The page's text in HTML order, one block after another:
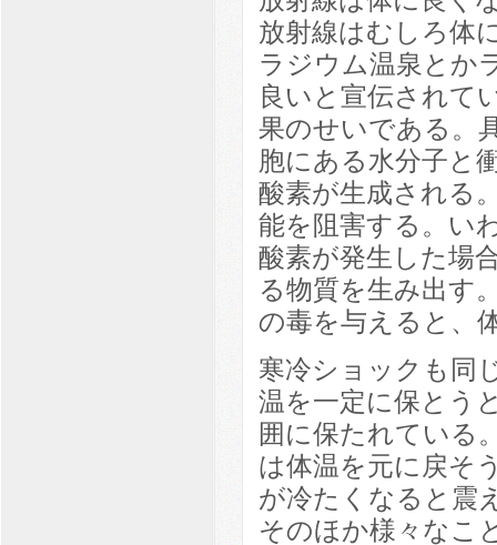
放射線はむしろ体
ラジウム温泉とか
良いと宣伝されて
果のせいである。
胞にある水分子と
酸素が生成される
能を阻害する。い
酸素が発生した場
る物質を生み出す
の毒を与えると、
寒冷ショックも同
温を一定に保とう
囲に保たれている
は体温を元に戻そ
が冷たくなると震
そのほか様々なこ